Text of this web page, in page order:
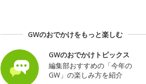
GWのおでかけをもっと楽しむ
GWのおでかけトピックス
編集部おすすめの「今年の
GW」の楽しみ方を紹介